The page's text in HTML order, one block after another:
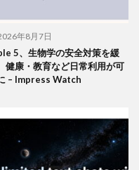
年8月7日
5、生物学の安全対策を緩
康・教育など日常利用が可
– Impress Watch